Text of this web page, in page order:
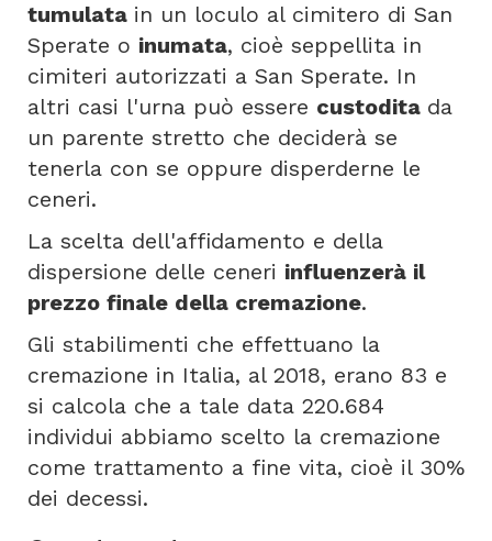
tumulata in un loculo al cimitero di San
Sperate o inumata, cioè seppellita in
cimiteri autorizzati a San Sperate. In
altri casi l'urna può essere custodita da
un parente stretto che deciderà se
tenerla con se oppure disperderne le
ceneri.
La scelta dell'affidamento e della
dispersione delle ceneri influenzerà il
prezzo finale della cremazione.
Gli stabilimenti che effettuano la
cremazione in Italia, al 2018, erano 83 e
si calcola che a tale data 220.684
individui abbiamo scelto la cremazione
come trattamento a fine vita, cioè il 30%
dei decessi.